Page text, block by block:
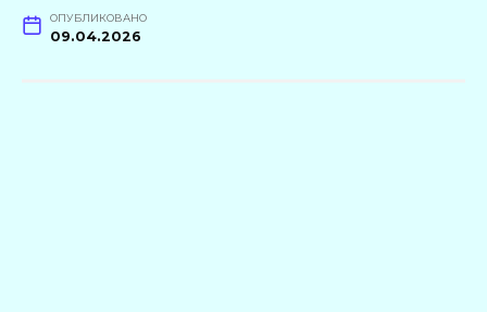
ОПУБЛИКОВАНО
09.04.2026